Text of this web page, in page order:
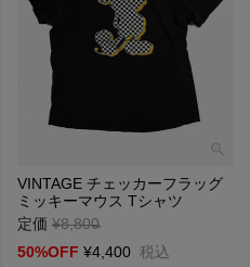
VINTAGE チェッカーフラッグ
ミッキーマウス Tシャツ
定価 ¥8,800
→
50%OFF ¥4,400 税込